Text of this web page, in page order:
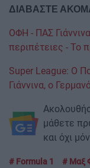
ΔΙΑΒΑΣΤΕ
ΟΦΗ - ΠΑΣ
περιπέτειες - Το
Super League: Ο
Γιάννινα, ο
μάθετε
και όχι
Formula 1 Μαξ